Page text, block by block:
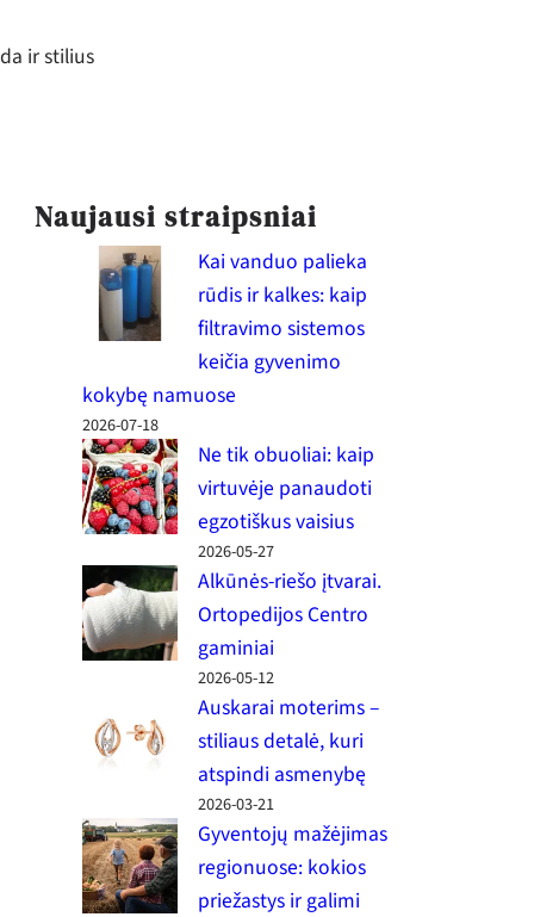
ir stilius
Naujausi straipsniai
Kai vanduo palieka
rūdis ir kalkes: kaip
filtravimo sistemos
keičia gyvenimo
kokybę namuose
2026-07-18
Ne tik obuoliai: kaip
virtuvėje panaudoti
egzotiškus vaisius
2026-05-27
Alkūnės-riešo įtvarai.
Ortopedijos Centro
gaminiai
2026-05-12
Auskarai moterims –
stiliaus detalė, kuri
atspindi asmenybę
2026-03-21
Gyventojų mažėjimas
regionuose: kokios
priežastys ir galimi